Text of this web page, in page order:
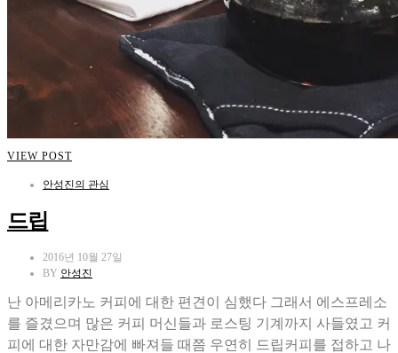
VIEW POST
안성진의 관심
드립
2016년 10월 27일
BY 안성진
난 아메리카노 커피에 대한 편견이 심했다 그래서 에스프레소
를 즐겼으며 많은 커피 머신들과 로스팅 기계까지 사들였고 커
피에 대한 자만감에 빠져들 때쯤 우연히 드립커피를 접하고 나